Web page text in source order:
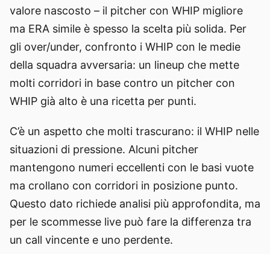
valore nascosto – il pitcher con WHIP migliore
ma ERA simile è spesso la scelta più solida. Per
gli over/under, confronto i WHIP con le medie
della squadra avversaria: un lineup che mette
molti corridori in base contro un pitcher con
WHIP già alto è una ricetta per punti.
C’è un aspetto che molti trascurano: il WHIP nelle
situazioni di pressione. Alcuni pitcher
mantengono numeri eccellenti con le basi vuote
ma crollano con corridori in posizione punto.
Questo dato richiede analisi più approfondita, ma
per le scommesse live può fare la differenza tra
un call vincente e uno perdente.